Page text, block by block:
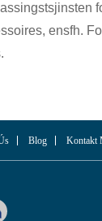
ensfh.
Blog Kontakt